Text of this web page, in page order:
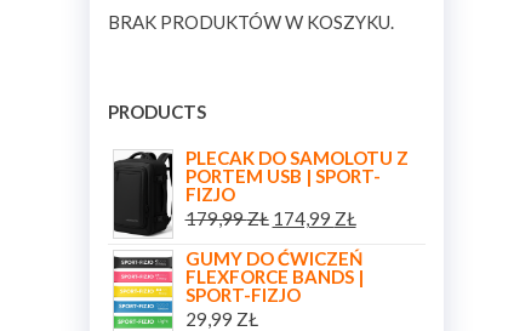
BRAK PRODUKTÓW W KOSZYKU.
PRODUCTS
PLECAK DO SAMOLOTU Z
PORTEM USB | SPORT-
FIZJO
179,99ZŁ 174,99 ZŁ
GUMY DO ĆWICZEŃ
FLEXFORCE BANDS |
SPORT-FIZJO
29,99 ZŁ